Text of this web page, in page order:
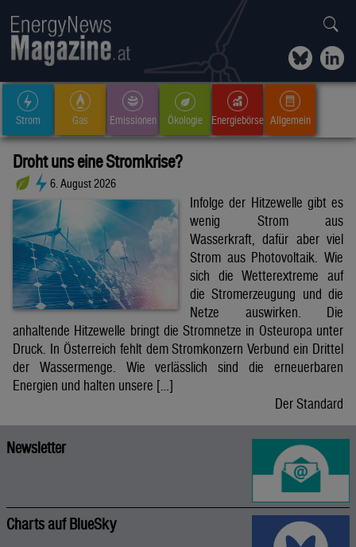
Strom Gas Emissionen Ökologie Energiebörse Allgemein
Droht uns eine Stromkrise?
6. August 2026
Infolge der Hitzewelle gibt es
wenig Strom aus
Wasserkraft, dafür aber viel
Strom aus Photovoltaik. Wie
sich die Wetterextreme auf
die Stromerzeugung und die
Netze auswirken. Die
anhaltende Hitzewelle bringt die Stromnetze in Osteuropa unter
Druck. In Österreich fehlt dem Stromkonzern Verbund ein Drittel
der Wassermenge. Wie verlässlich sind die erneuerbaren
Energien und halten unsere […]
Der Standard
Newsletter
Charts auf BlueSky